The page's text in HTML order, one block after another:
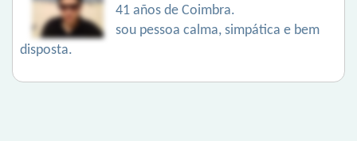
41 años de Coimbra.
sou pessoa calma, simpática e bem
disposta.